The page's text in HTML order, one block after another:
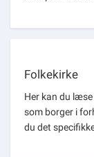
Folkekirke
Her kan du
som borger i
du det